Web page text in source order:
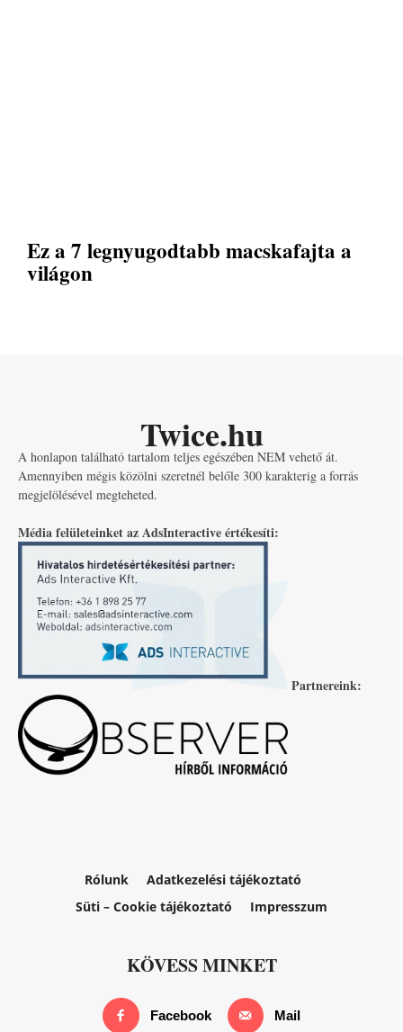
Ez a 7 legnyugodtabb macskafajta a
világon
Twice.hu
A honlapon található tartalom teljes egészében NEM vehető át.
Amennyiben mégis közölni szeretnél belőle 300 karakterig a forrás
megjelölésével megteheted.
Média felületeinket az AdsInteractive értékesíti:
Partnereink:
Rólunk
Adatkezelési tájékoztató
Süti – Cookie tájékoztató
Impresszum
KÖVESS MINKET
Facebook Mail